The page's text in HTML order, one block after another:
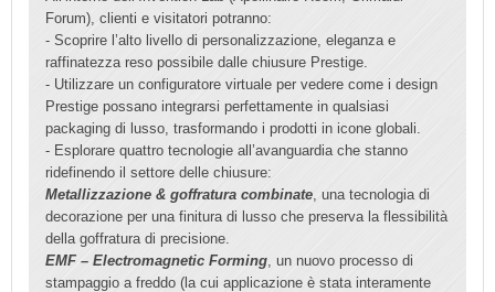
Forum), clienti e visitatori potranno:
- Scoprire l’alto livello di personalizzazione, eleganza e
raffinatezza reso possibile dalle chiusure Prestige.
- Utilizzare un configuratore virtuale per vedere come i design
Prestige possano integrarsi perfettamente in qualsiasi
packaging di lusso, trasformando i prodotti in icone globali.
- Esplorare quattro tecnologie all’avanguardia che stanno
ridefinendo il settore delle chiusure:
Metallizzazione & goffratura combinate , una tecnologia di
decorazione per una finitura di lusso che preserva la flessibilità
della goffratura di precisione.
EMF – Electromagnetic Forming , un nuovo processo di
stampaggio a freddo (la cui applicazione è stata interamente